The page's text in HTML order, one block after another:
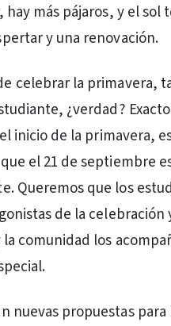
hay más pájaros, y el sol
y una renovación.
celebrar la primavera,
¿verdad?
inicio de la primavera,
el 21 de septiembre
Queremos que los
de la celebración
comunidad los
nuevas propuestas